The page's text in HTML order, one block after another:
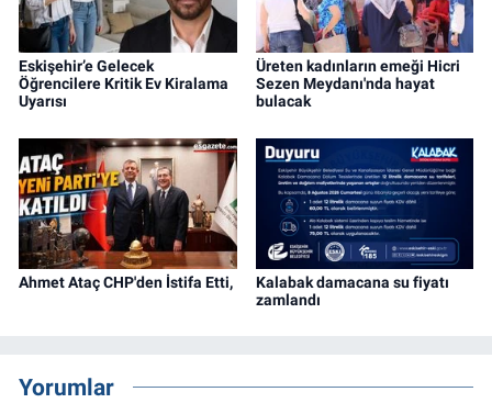
Eskişehir’e Gelecek
Öğrencilere Kritik Ev Kiralama
Uyarısı
Üreten kadınların emeği Hicri
Sezen Meydanı'nda hayat
bulacak
Ahmet Ataç CHP'den İstifa Etti,
Kalabak damacana su fiyatı
zamlandı
Yorumlar